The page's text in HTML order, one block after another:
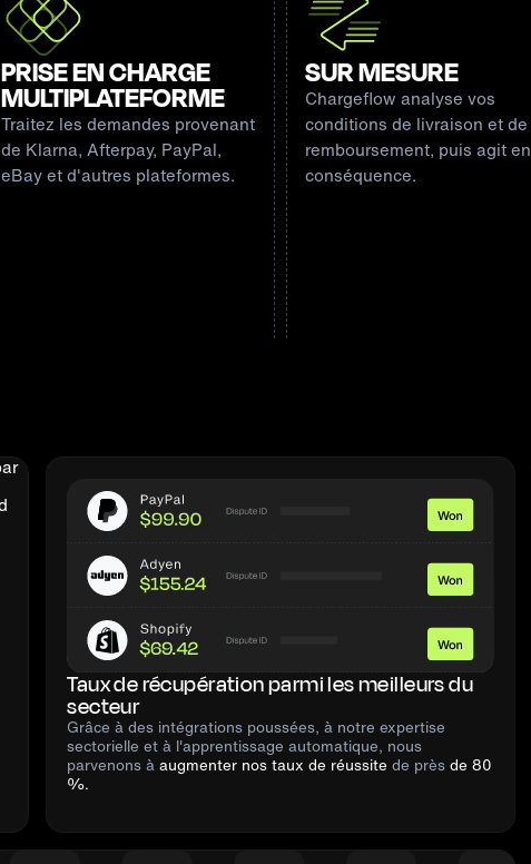
PRISE EN CHARGE
MULTIPLATEFORME
Traitez les demandes provenant
de Klarna, Afterpay, PayPal,
eBay et d'autres plateformes.
SUR MESURE
Chargeflow analyse vos
conditions de livraison et de
remboursement, puis agit en
conséquence.
Taux de récupération parmi les meilleurs du
secteur
Grâce à des intégrations poussées, à notre expertise
sectorielle et à l'apprentissage automatique, nous
parvenons àaugmenter nos taux de réussitede prèsde 80
%.